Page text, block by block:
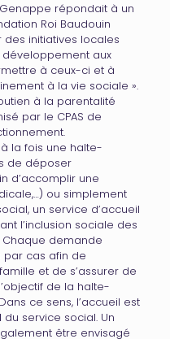
Genappe répondait à un
Roi Baudouin
initiatives locales
aux
à ceux-ci et à
à la vie sociale ».
à la parentalité
par le CPAS de
à la fois une halte-
de déposer
d’accomplir une
ou simplement
un service d’accueil
l’inclusion sociale des
demande
par cas afin de
et de s’assurer de
de la halte-
ce sens, l’accueil est
service social. Un
être envisagé